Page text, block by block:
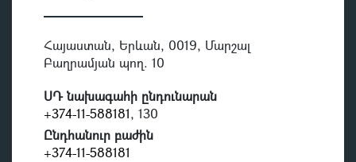
Հայաստան, Երևան, 0019, Մարշալ
Բաղրամյան պող. 10
ՍԴ նախագահի ընդունարան
+374-11-588181, 130
Ընդհանուր բաժին
+374-11-588181